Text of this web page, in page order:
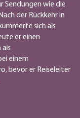
Sendungen wie die
der Rückkehr in
sich als
er einen
als
einem
bevor er Reiseleiter